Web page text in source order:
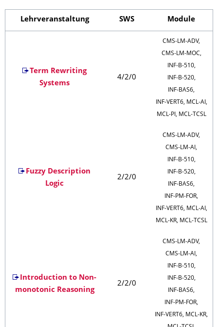
Lehrveranstaltung SWS Module
Term Rewriting
Systems
4/2/0
CMS‑LM‑ADV,
CMS‑LM‑MOC,
INF‑B‑510,
INF‑B‑520,
INF‑BAS6,
INF‑VERT6, MCL‑AI,
MCL‑PI, MCL‑TCSL
Fuzzy Description
Logic
2/2/0
CMS‑LM‑ADV,
CMS‑LM‑AI,
INF‑B‑510,
INF‑B‑520,
INF‑BAS6,
INF‑PM‑FOR,
INF‑VERT6, MCL‑AI,
MCL‑KR, MCL‑TCSL
Introduction to Non-
monotonic Reasoning
2/2/0
CMS‑LM‑ADV,
CMS‑LM‑AI,
INF‑B‑510,
INF‑B‑520,
INF‑BAS6,
INF‑PM‑FOR,
INF‑VERT6, MCL‑KR,